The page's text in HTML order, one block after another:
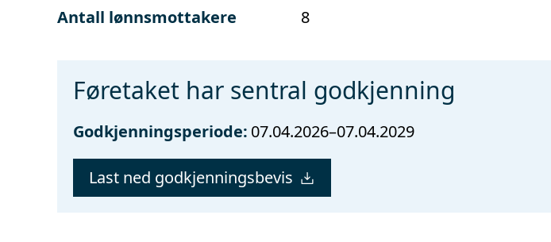
Antall lønnsmottakere
8
Føretaket har sentral godkjenning
Godkjenningsperiode: 07.04.2026–07.04.2029
Last ned godkjenningsbevis